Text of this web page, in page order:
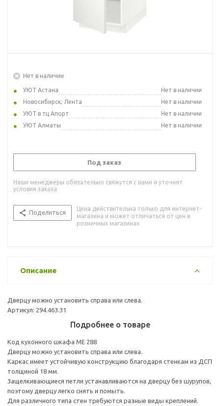
Нет в наличии
УЮТ Астана
Нет в наличии
Новосибирск, Лента
Нет в наличии
УЮТ в тц Апорт
Нет в наличии
УЮТ Алматы
Нет в наличии
Под заказ
Наши менеджеры обязательно свяжутся с вами и уточнят
условия заказа
Поделиться
Цена действительна только для интернет-
магазина и может отличаться от цен в
розничных магазинах
Описание
Дверцу можно установить справа или слева.
Артикул: 294.463.31
Подробнее о товаре
Код кухонного шкафа ME 288
Дверцу можно установить справа или слева.
Каркас имеет устойчивую конструкцию благодаря стенкам из ДСП
толщиной 18 мм.
Защелкивающиеся петли устанавливаются на дверцу без шурупов,
поэтому дверцу легко снять и помыть.
Для различного типа стен требуются разные виды креплений.